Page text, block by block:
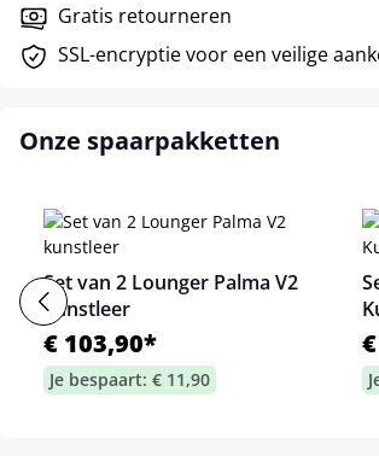
Gratis retourneren
SSL-encryptie voor een veilige
Onze spaarpakketten
Set van 2 Lounger Palma V2
kunstleer
€ 103,90*
Je bespaart: € 11,90